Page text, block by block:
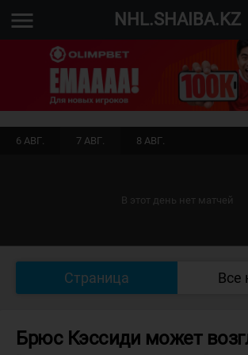
menu NHL.SHAIBA.KZ
6 АВГ. 7 АВГ. 8 АВГ.
В этот день нет матчей
Страница Все
Брюс Кэссиди может